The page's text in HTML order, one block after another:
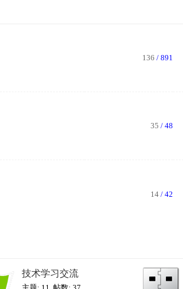
136 / 891
35 / 48
14 / 42
技术学习交流